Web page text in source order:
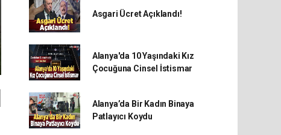
Asgari Ücret Açıklandı!
Alanya'da 10 Yaşındaki Kız
Çocuğuna Cinsel İstismar
Alanya’da Bir Kadın Binaya
Patlayıcı Koydu